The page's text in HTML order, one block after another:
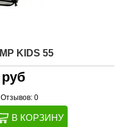
KIDS 55
Отзывов: 0